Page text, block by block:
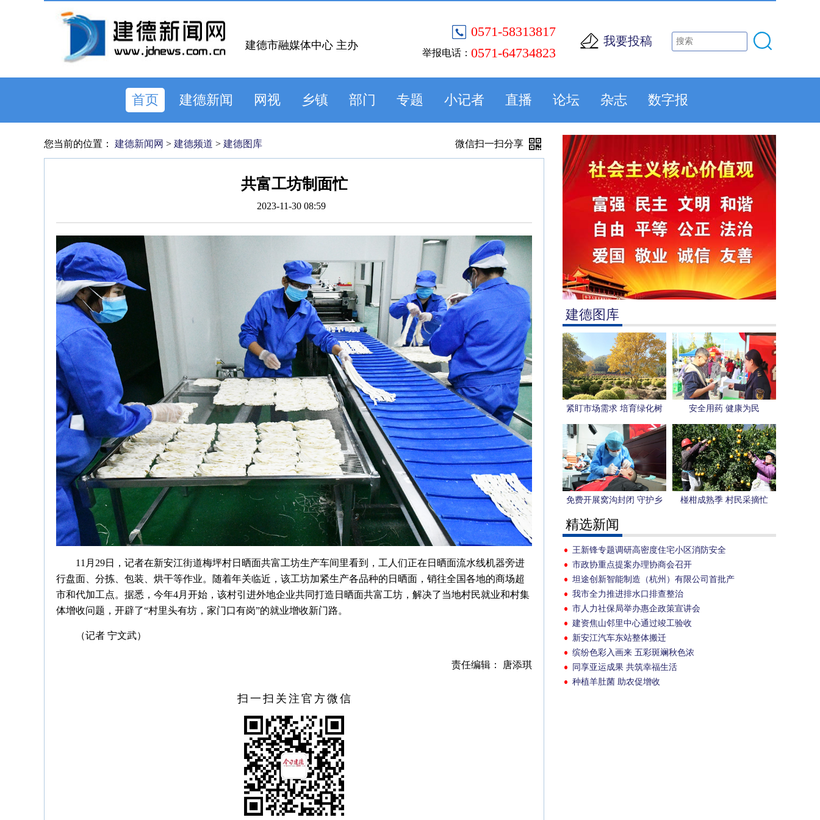
0571-58313817
举报电话： 0571-64734823
我要投稿
建德市融媒体中心 主办
首页 建德新闻 网视 乡镇 部门 专题 小记者 直播 论坛 杂志 数字报
建德图库
紧盯市场需求 培育绿化树
种
安全用药 健康为民
免费开展窝沟封闭 守护乡
城学生口腔健康
椪柑成熟季 村民采摘忙
精选新闻
王新锋专题调研高密度住宅小区消防安全
市政协重点提案办理协商会召开
坦途创新智能制造（杭州）有限公司首批产
品下线并交付
我市全力推进排水口排查整治
市人力社保局举办惠企政策宣讲会
建资焦山邻里中心通过竣工验收
新安江汽车东站整体搬迁
缤纷色彩入画来 五彩斑斓秋色浓
同享亚运成果 共筑幸福生活
种植羊肚菌 助农促增收
您当前的位置： 建德新闻网 > 建德频道 > 建德图库 微信扫一扫分享
共富工坊制面忙
2023-11-30 08:59
11月29日，记者在新安江街道梅坪村日晒面共富工坊生产车间里看到，工人们正在日晒面流水线机器旁进
行盘面、分拣、包装、烘干等作业。随着年关临近，该工坊加紧生产各品种的日晒面，销往全国各地的商场超
市和代加工点。据悉，今年4月开始，该村引进外地企业共同打造日晒面共富工坊，解决了当地村民就业和村集
体增收问题，开辟了“村里头有坊，家门口有岗”的就业增收新门路。
（记者 宁文武）
责任编辑： 唐添琪
扫一扫关注官方微信